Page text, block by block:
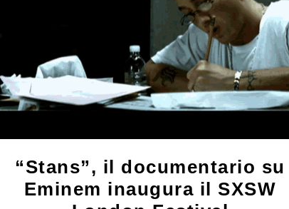
“Stans”, il documentario su
Eminem inaugura il SXSW